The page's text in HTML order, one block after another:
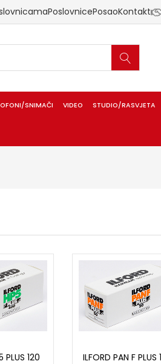
PoslovnicePosaoKontakt
SNIMAČI VIDEO STUDIO/RASVJETA
PLUS 120
ILFORD PAN F PLUS